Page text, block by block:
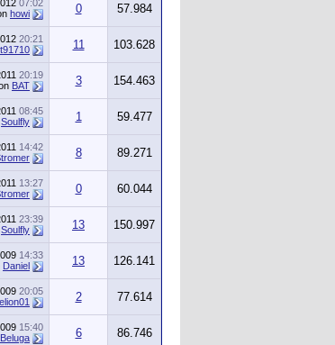
07:02
howi 0 57.984
20:21
11 103.628
20:19
BAT 3 154.463
08:45
Soulfly 1 59.477
14:42
8 89.271
13:27
0 60.044
23:39
Soulfly 13 150.997
14:33
Daniel 13 126.141
20:05
2 77.614
15:40
Beluga 6 86.746